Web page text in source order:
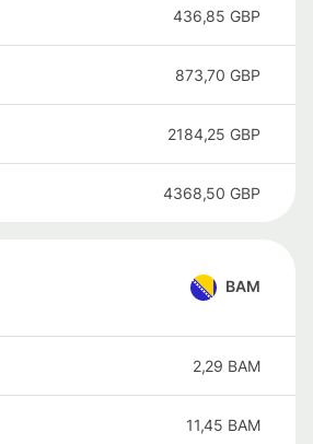
436,85 GBP
873,70 GBP
2184,25 GBP
4368,50 GBP
BAM
2,29 BAM
11,45 BAM